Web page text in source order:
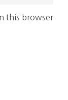
this browser